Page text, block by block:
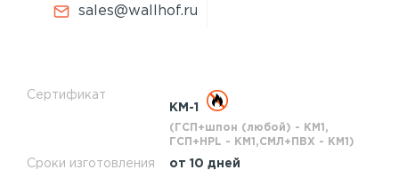
Сертификат
КМ-1
(ГСП+шпон (любой) - КМ1,
ГСП+HPL - КМ1,СМЛ+ПВХ - КМ1)
Сроки изготовления от 10 дней
sales@wallhof.ru